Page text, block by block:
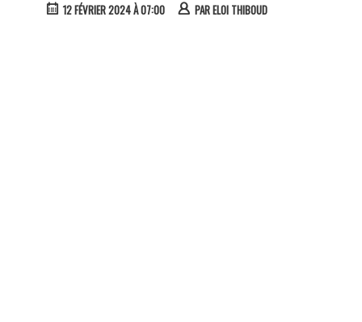
12 FÉVRIER 2024 À 07:00 PARELOI THIBOUD